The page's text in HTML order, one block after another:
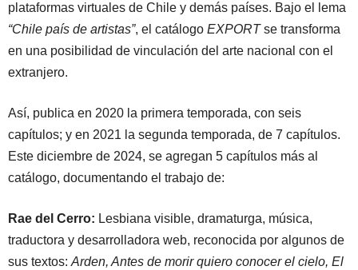
plataformas virtuales de Chile y demás países. Bajo el lema
“Chile país de artistas”, el catálogo EXPORTse transforma
en una posibilidad de vinculación del arte nacional con el
extranjero.
Así, publica en 2020 la primera temporada, con seis
capítulos; y en 2021 la segunda temporada, de 7 capítulos.
Este diciembre de 2024, se agregan 5 capítulos más al
catálogo, documentando el trabajo de:
Rae del Cerro: Lesbiana visible, dramaturga, música,
traductora y desarrolladora web, reconocida por algunos de
sus textos: Arden, Antes de morir quiero conocer el cielo, El